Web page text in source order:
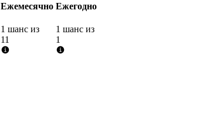
Ежемесячно Ежегодно
1 шанс из
11
1 шанс из
1